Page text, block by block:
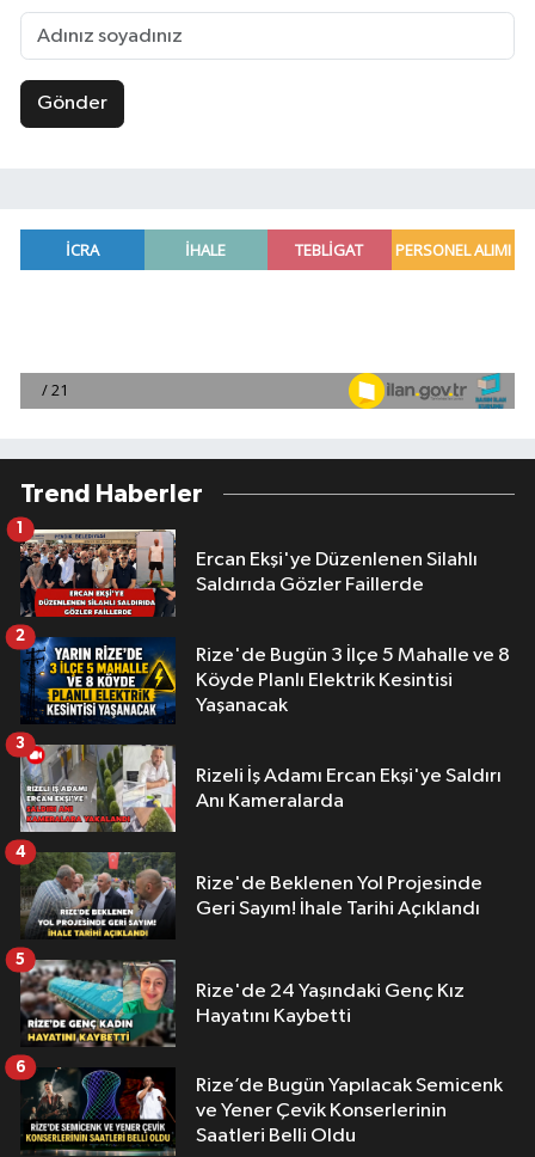
Gönder
Trend Haberler
Ercan Ekşi'ye Düzenlenen Silahlı
Saldırıda Gözler Faillerde
1
Rize'de Bugün 3 İlçe 5 Mahalle ve 8
Köyde Planlı Elektrik Kesintisi
Yaşanacak
2
Rizeli İş Adamı Ercan Ekşi'ye Saldırı
Anı Kameralarda
3
Rize'de Beklenen Yol Projesinde
Geri Sayım! İhale Tarihi Açıklandı
4
Rize'de 24 Yaşındaki Genç Kız
Hayatını Kaybetti
5
Rize’de Bugün Yapılacak Semicenk
ve Yener Çevik Konserlerinin
Saatleri Belli Oldu
6